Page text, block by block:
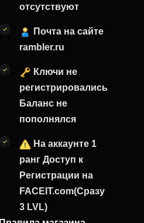
отсутствуют
Почта на сайте
rambler.ru
Ключи не
регистрировались
Баланс не
пополнялся
На аккаунте 1
ранг Доступ к
Регистрации на
FACEIT.com(Сразу
3 LVL)